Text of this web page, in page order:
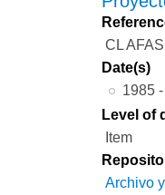
CL
Date(s)
1985
Level of
Item
Archivo